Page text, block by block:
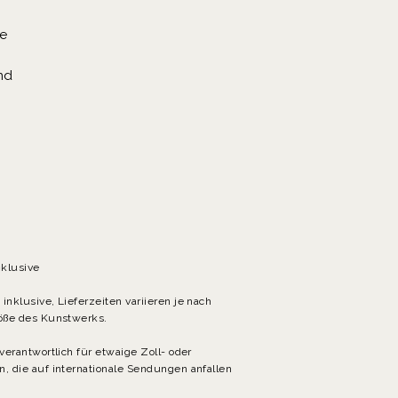
inklusive, Lieferzeiten variieren je nach
des Kunstwerks.
für etwaige Zoll- oder
die auf internationale Sendungen anfallen